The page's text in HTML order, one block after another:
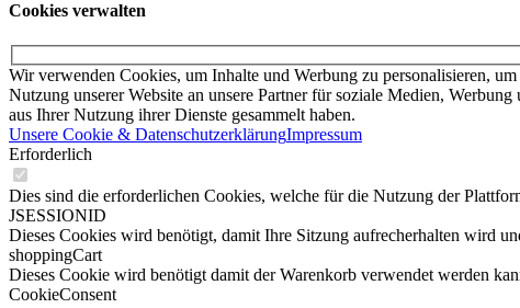
Cookies verwalten
Wir verwenden Cookies, um Inhalte und Werbung zu personalisieren,
Nutzung unserer Website an unsere Partner für soziale Medien,
aus Ihrer Nutzung ihrer Dienste gesammelt haben.
Unsere Cookie & DatenschutzerklärungImpressum
Erforderlich
Dies sind die erforderlichen Cookies, welche für die Nutzung der
JSESSIONID
Dieses Cookies wird benötigt, damit Ihre Sitzung aufrecherhalten wird
shoppingCart
Dieses Cookie wird benötigt damit der Warenkorb verwendet werden
CookieConsent